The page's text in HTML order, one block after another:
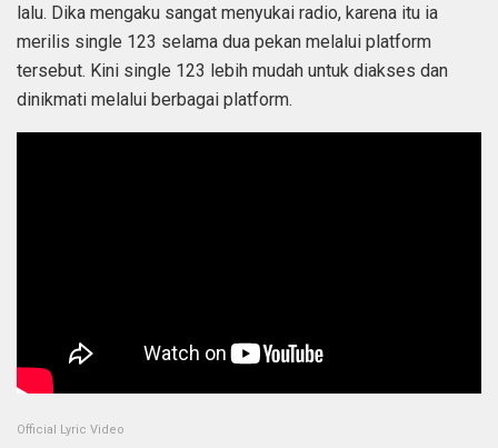
lalu. Dika mengaku sangat menyukai radio, karena itu ia
merilis single 123 selama dua pekan melalui platform
tersebut. Kini single 123 lebih mudah untuk diakses dan
dinikmati melalui berbagai platform.
Official Lyric Video